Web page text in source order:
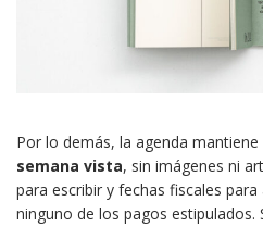
Por lo demás, la agenda mantiene
semana vista, sin imágenes ni
para escribir y fechas fiscales
ninguno de los pagos